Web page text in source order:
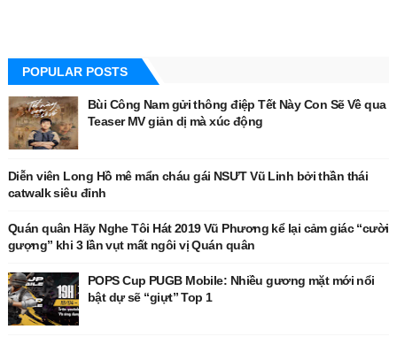
POPULAR POSTS
Bùi Công Nam gửi thông điệp Tết Này Con Sẽ Về qua
Teaser MV giản dị mà xúc động
Diễn viên Long Hồ mê mẩn cháu gái NSƯT Vũ Linh bởi thần thái
catwalk siêu đỉnh
Quán quân Hãy Nghe Tôi Hát 2019 Vũ Phương kể lại cảm giác “cười
gượng” khi 3 lần vụt mất ngôi vị Quán quân
POPS Cup PUGB Mobile: Nhiều gương mặt mới nổi
bật dự sẽ “giựt” Top 1